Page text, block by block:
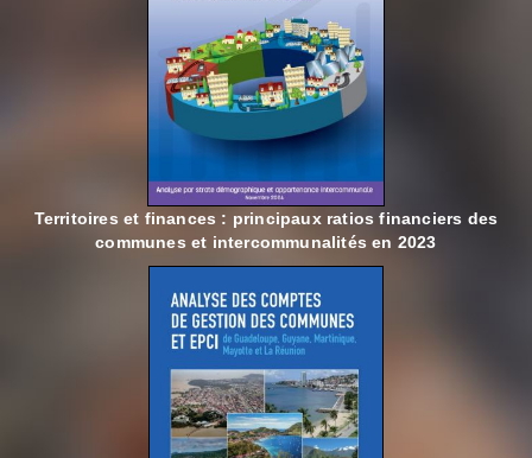
Territoires et finances : principaux ratios financiers des
communes et intercommunalités en 2023